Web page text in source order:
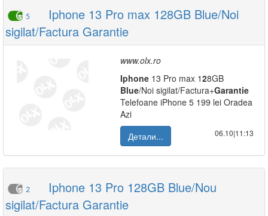
5
Iphone 13 Pro max 128GB Blue/Noi
sigilat/Factura Garantie
www.olx.ro
Iphone 13 Pro max 128GB
Blue/Noi sigilat/Factura+Garantie
Telefoane iPhone 5 199 lei Oradea
Azi
Детали...
06.10|11:13
2
Iphone 13 Pro 128GB Blue/Nou
sigilat/Factura Garantie